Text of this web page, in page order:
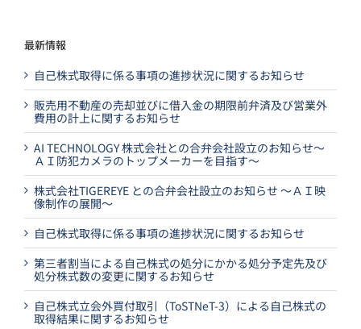
最新情報
自己株式取得に係る事項の進捗状況に関するお知らせ
販売用不動産の売却並びに借入金の期限前弁済及び営業外
費用の計上に関するお知らせ
AI TECHNOLOGY 株式会社との合弁会社設立のお知らせ～
ＡＩ防犯カメラのトップメーカーを目指す～
株式会社TIGEREYE との合弁会社設立のお知らせ ～ＡＩ映
像制作の展開～
自己株式取得に係る事項の進捗状況に関するお知らせ
第三者割当による自己株式の処分にかかる処分予定先及び
処分株式数の変更に関するお知らせ
自己株式立会外買付取引（ToSTNeT-3）による自己株式の
取得結果に関するお知らせ